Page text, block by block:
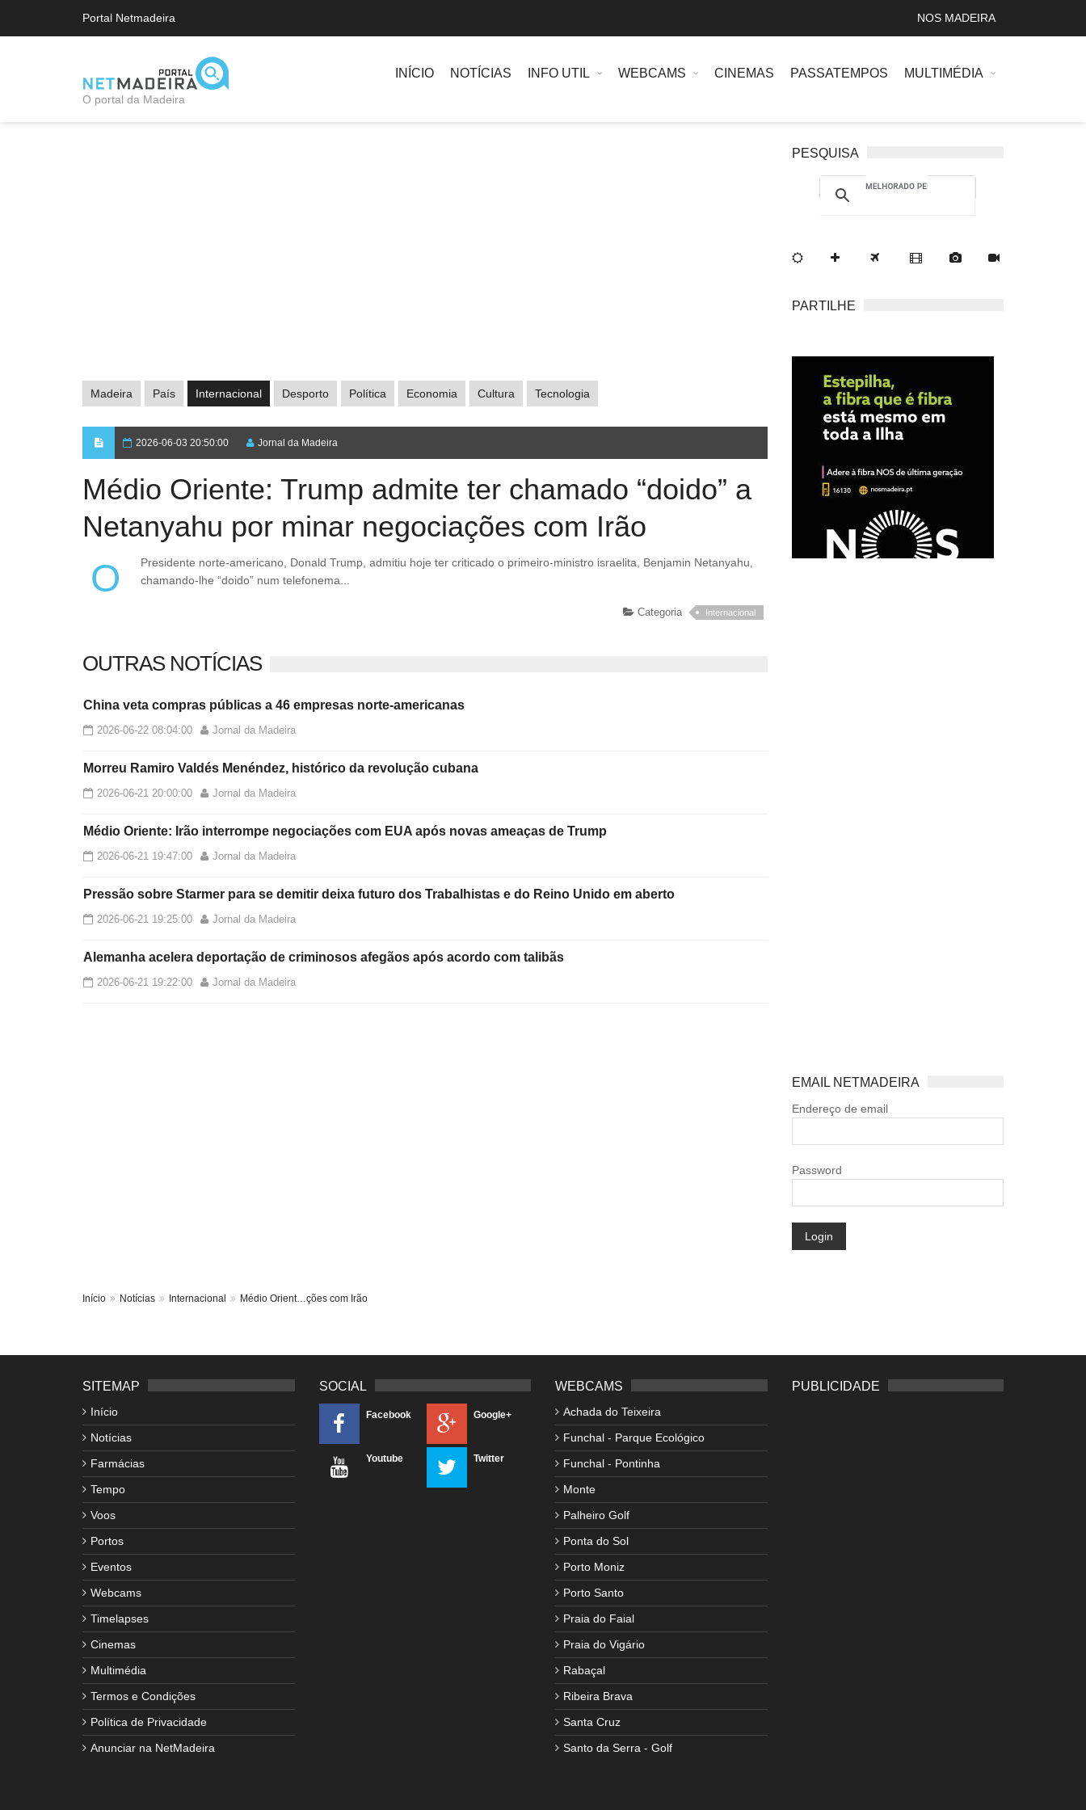
Portal Netmadeira NOS MADEIRA
O portal da Madeira
INÍCIO NOTÍCIAS INFO UTIL WEBCAMS CINEMAS PASSATEMPOS MULTIMÉDIA
Madeira País Internacional Desporto Política Economia Cultura Tecnologia
2026-06-03 20:50:00 Jornal da Madeira
Médio Oriente: Trump admite ter chamado “doido” a
Netanyahu por minar negociações com Irão
O Presidente norte-americano, Donald Trump, admitiu hoje ter criticado o primeiro-ministro israelita, Benjamin Netanyahu, chamando-lhe “doido” num telefonema...
Categoria Internacional
OUTRAS NOTÍCIAS
China veta compras públicas a 46 empresas norte-americanas
2026-06-22 08:04:00 Jornal da Madeira
Morreu Ramiro Valdés Menéndez, histórico da revolução cubana
2026-06-21 20:00:00 Jornal da Madeira
Médio Oriente: Irão interrompe negociações com EUA após novas ameaças de Trump
2026-06-21 19:47:00 Jornal da Madeira
Pressão sobre Starmer para se demitir deixa futuro dos Trabalhistas e do Reino Unido em aberto
2026-06-21 19:25:00 Jornal da Madeira
Alemanha acelera deportação de criminosos afegãos após acordo com talibãs
2026-06-21 19:22:00 Jornal da Madeira
PESQUISA
PARTILHE
EMAIL NETMADEIRA
Endereço de email
Password
Login
Início Notícias Internacional Médio Orient…ções com Irão
SITEMAP
Início
Notícias
Farmácias
Tempo
Voos
Portos
Eventos
Webcams
Timelapses
Cinemas
Multimédia
Termos e Condições
Política de Privacidade
Anunciar na NetMadeira
SOCIAL
Facebook Google+
Youtube Twitter
WEBCAMS
Achada do Teixeira
Funchal - Parque Ecológico
Funchal - Pontinha
Monte
Palheiro Golf
Ponta do Sol
Porto Moniz
Porto Santo
Praia do Faial
Praia do Vigário
Rabaçal
Ribeira Brava
Santa Cruz
Santo da Serra - Golf
PUBLICIDADE